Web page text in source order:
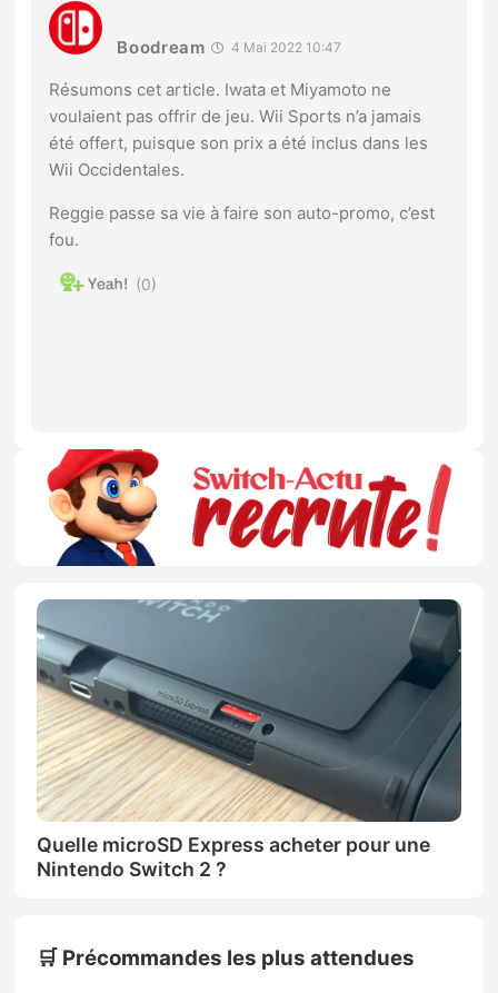
Boodream 4 Mai 2022 10:47
Résumons cet article. Iwata et Miyamoto ne
voulaient pas offrir de jeu. Wii Sports n’a jamais
été offert, puisque son prix a été inclus dans les
Wii Occidentales.
Reggie passe sa vie à faire son auto-promo, c’est
fou.
0
Quelle microSD Express acheter pour une
Nintendo Switch 2 ?
🛒 Précommandes les plus attendues